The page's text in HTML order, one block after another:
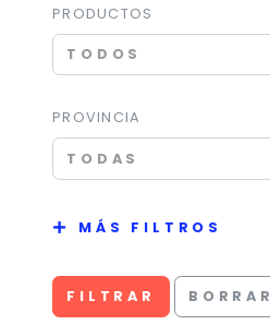
PRODUCTOS
TODOS
PROVINCIA
TODAS
MÁS FILTROS
FILTRAR BORRAR